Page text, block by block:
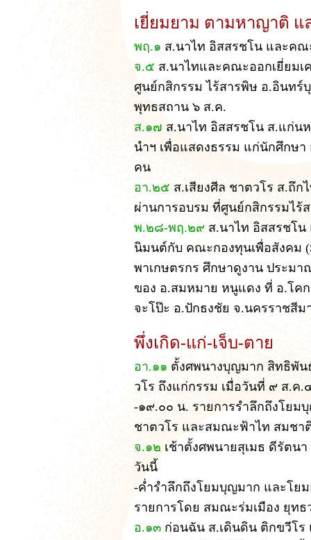
เยี่ยมยาม ตามหาญาติ
พฤ.๑ ส.นาไท อิสสรชโน และคณ
จ.๕ ส.นาไทและคณะออกเยี่ยมเ
ศูนย์กสิกรรม ไร้สารพิษ อ.อินทร์
พุทธสถาน ๖ ส.ค.
ส.๑๗ ส.นาไท อิสสรชโน ส.แก่
นำฯ เพื่อแสดงธรรม แก่นักศึกษ
คน
อา.๒๕ ส.เสียงศีล ชาตวโร ส.ถึ
ผ่านการอบรม ที่ศูนย์กสิกรรมไร้
พ.๒๘-พฤ.๒๙ ส.นาไท อิสสรชโ
นิมนต์กับ คณะกองทุนเพื่อสังคม
พาเกษตรกร ศึกษาดูงาน ประม
ของ อ.สมหมาย หนูแดง ที่ อ.โค
จะโป๊ะ อ.ปักธงชัย จ.นครราชสีม
พึ่งเกิด-แก่-เจ็บ-ตาย
อา.๑๑ ตั้งศพนางบุญมาก สิทธิพั
วโร ถึงแก่กรรม เมื่อวันที่ ๙ ส.ค.
-๑๙.๐๐ น. รายการรำลึกถึงโยม
ชาตวโร และสมณะฟ้าไท สมชา
จ.๑๒ เช้าตั้งศพนายสุเมธ ดีรัตน
วันนี้
-ค่ำรำลึกถึงโยมบุญมาก และโย
รายการโดย สมณะร่มเมือง ยุทธ
อ.๑๓ ก่อนฉัน ส.เดินดิน ติกขวีโร